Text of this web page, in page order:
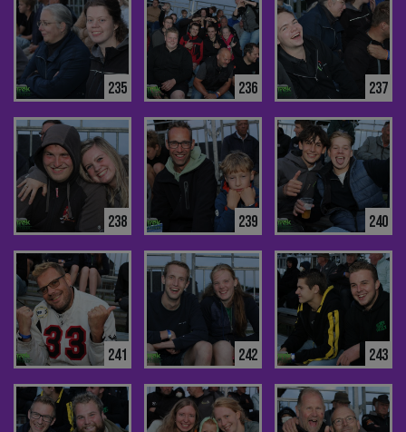
235 236 237
238 239 240
241 242 243